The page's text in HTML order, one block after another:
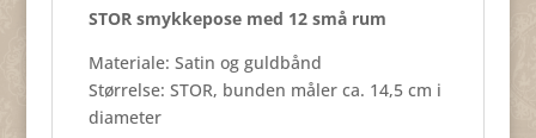
STOR smykkepose med 12 små rum
Materiale: Satin og guldbånd
Størrelse: STOR, bunden måler ca. 14,5 cm i
diameter